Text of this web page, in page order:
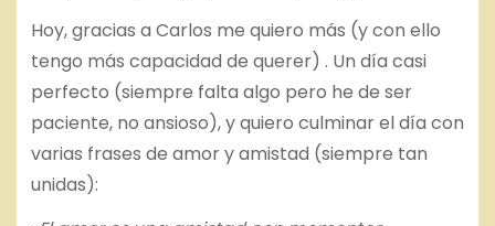
Hoy, gracias a Carlos me quiero más (y con ello
tengo más capacidad de querer) . Un día casi
perfecto (siempre falta algo pero he de ser
paciente, no ansioso), y quiero culminar el día con
varias frases de amor y amistad (siempre tan
unidas):